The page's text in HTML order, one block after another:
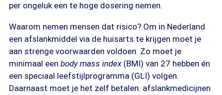
per ongeluk een te hoge dosering nemen.
Waarom nemen mensen dat risico? Om in Nederland
een afslankmiddel via de huisarts te krijgen moet je
aan strenge voorwaarden voldoen. Zo moet je
minimaal een body mass index(BMI) van 27 hebben én
een speciaal leefstijlprogramma (GLI) volgen.
Daarnaast moet je het zelf betalen: afslankmedicijnen